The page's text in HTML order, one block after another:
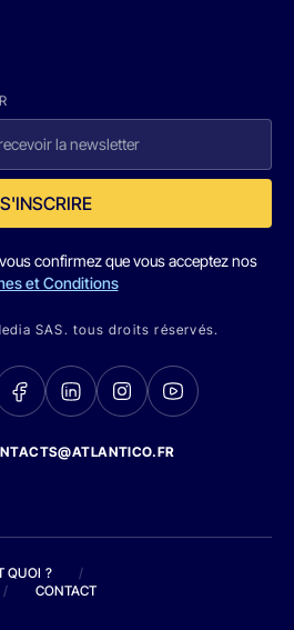
S'INSCRIRE
confirmez que vous acceptez nos
et Conditions
SAS. tous droits réservés.
QUOI ?
/
/ CONTACT